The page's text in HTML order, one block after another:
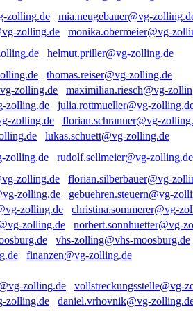
mia.neugebauer@vg-
monika.obermeier@vg-
helmut.priller@vg-zolling.de
thomas.reiser@vg-zolling.de
maximilian.riesch@vg-
julia.rottmueller@vg-
florian.schranner@vg-
lukas.schuett@vg-zolling.de
rudolf.sellmeier@vg-zolling.de
florian.silberbauer@vg-
gebuehren.steuern@vg-
christina.sommerer@vg-
norbert.sonnhuetter@vg-
vhs-zolling@vhs-moosburg.de
finanzen@vg-zolling.de
vollstreckungsstelle@vg-
daniel.vrhovnik@vg-